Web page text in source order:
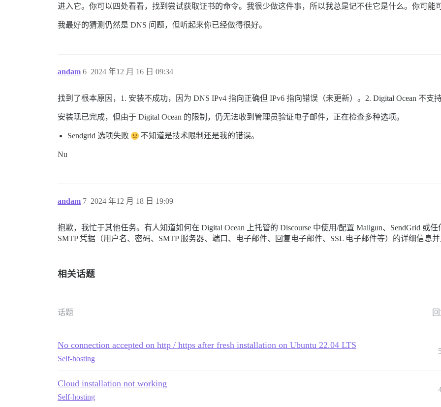
进入它。你可以四处看看，找到尝试获取证书的命令。我很少做这件事，所以我总是记不住它是什么。你可能
我最好的猜测仍然是 DNS 问题，但听起来你已经做得很好。
andam 2024 年12 月 16 日 09:34
6
找到了根本原因，1. 安装不成功，因为 DNS IPv4 指向正确但 IPv6 指向错误（未更新）。2. Digital Ocean 不支
安装现已完成，但由于 Digital Ocean 的限制，仍无法收到管理员验证电子邮件，正在检查多种选项。
Sendgrid 选项失败 不知道是技术限制还是我的错误。
Nu
andam 2024 年12 月 18 日 19:09
7
抱歉，我忙于其他任务。有人知道如何在 Digital Ocean 上托管的 Discourse 中使用/配置 Mailgun、SendGrid 或
SMTP 凭据（用户名、密码、SMTP 服务器、端口、电子邮件、回复电子邮件、SSL 电子邮件等）的详细信息
相关话题
话题
No connection accepted on http / https after fresh installation on Ubuntu 22.04 LTS
Self-hosting
Cloud installation not working
Self-hosting